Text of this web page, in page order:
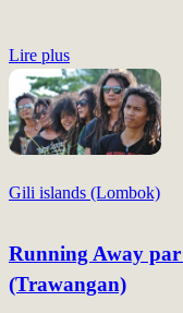
Lire plus
Gili islands (Lombok)
Running Away
(Trawangan)